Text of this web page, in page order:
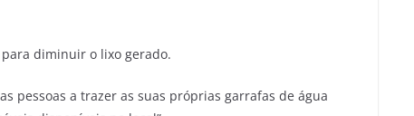
diminuir o lixo gerado.
pessoas a trazer as suas próprias garrafas de água